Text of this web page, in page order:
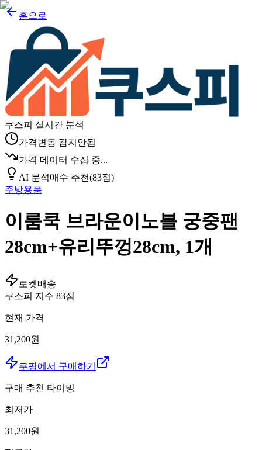
홈으로
쿠스피 실시간 분석
가격변동 감지안됨
가격 데이터 수집 중...
AI 분석매수 추천(83점)
주방용품
이룸쿡 브라운이노블 궁중팬
28cm+유리뚜껑28cm, 1개
로켓배송
쿠스피 지수 83점
현재 가격
31,200원
쿠팡에서 구매하기
구매 추천 타이밍
최저가
31,200원